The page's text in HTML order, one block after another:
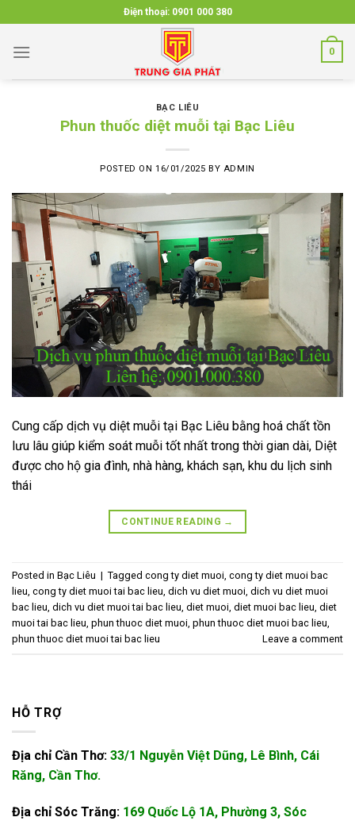
to
content
Điện thoại: 0901 000 380
0
BẠC LIÊU
Phun thuốc diệt muỗi tại Bạc Liêu
POSTED ON 16/01/2025 BY ADMIN
Cung cấp dịch vụ diệt muỗi tại Bạc Liêu bằng hoá chất tồn
lưu lâu giúp kiểm soát muỗi tốt nhất trong thời gian dài, Diệt
được cho hộ gia đình, nhà hàng, khách sạn, khu du lịch sinh
thái
CONTINUE READING →
Posted in Bạc Liêu | Tagged cong ty diet muoi, cong ty diet muoi bac
lieu, cong ty diet muoi tai bac lieu, dich vu diet muoi, dich vu diet muoi
bac lieu, dich vu diet muoi tai bac lieu, diet muoi, diet muoi bac lieu, diet
muoi tai bac lieu, phun thuoc diet muoi, phun thuoc diet muoi bac lieu,
phun thuoc diet muoi tai bac lieu
Leave a comment
HỖ TRỢ
Địa chỉ Cần Thơ: 33/1 Nguyễn Việt Dũng, Lê Bình, Cái
Răng, Cần Thơ.
Địa chỉ Sóc Trăng: 169 Quốc Lộ 1A, Phường 3, Sóc